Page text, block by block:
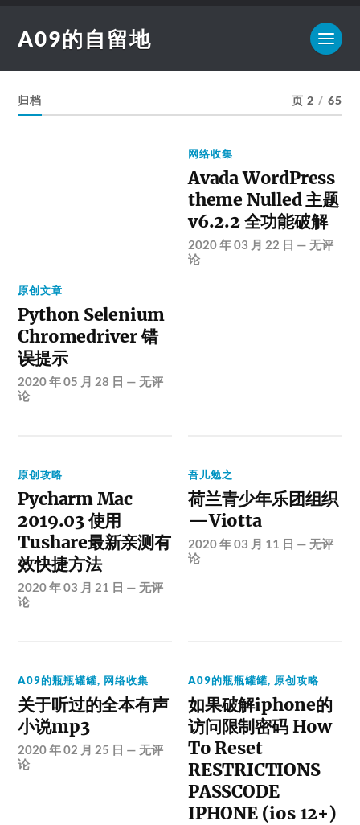
A09的自留地
归档 页 2 / 65
原创文章
Python Selenium
Chromedriver 错
误提示
2020 年 05 月 28 日 —无评
论
网络收集
Avada WordPress
theme Nulled 主题
v6.2.2 全功能破解
2020 年 03 月 22 日 —无评
论
原创攻略
Pycharm Mac
2019.03 使用
Tushare最新亲测有
效快捷方法
2020 年 03 月 21 日 —无评
论
吾儿勉之
荷兰青少年乐团组织
—Viotta
2020 年 03 月 11 日 —无评
论
A09的瓶瓶罐罐, 网络收集
关于听过的全本有声
小说mp3
2020 年 02 月 25 日 —无评
论
A09的瓶瓶罐罐, 原创攻略
如果破解iphone的
访问限制密码 How
To Reset
RESTRICTIONS
PASSCODE
IPHONE (ios 12+)